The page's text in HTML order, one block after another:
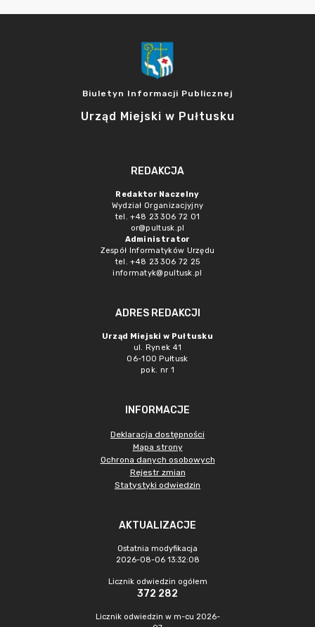
Biuletyn Informacji Publicznej
Urząd Miejski w Pułtusku
REDAKCJA
Redaktor Naczelny
Wydział Organizacjyjny
tel. +48 23 306 72 01
or@pultusk.pl
Administrator
Zespół Informatyków Urzędu
tel. +48 23 306 72 25
informatyk@pultusk.pl
ADRES REDAKCJI
Urząd Miejski w Pułtusku
ul. Rynek 41
06-100 Pułtusk
pok. nr 1
INFORMACJE
Deklaracja dostępności
Mapa strony
Ochrona danych osobowych
Rejestr zmian
Statystyki odwiedzin
AKTUALIZACJE
Ostatnia modyfikacja
2026-08-06 13:32:08
Licznik odwiedzin ogółem
372 282
Licznik odwiedzin w m-cu 2026-